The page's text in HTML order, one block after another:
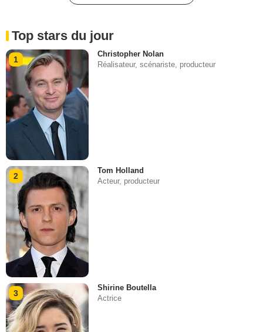
Top stars du jour
1
Christopher Nolan
Réalisateur, scénariste, producteur
2
Tom Holland
Acteur, producteur
3
Shirine Boutella
Actrice